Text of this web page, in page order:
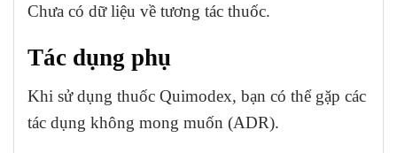
Chưa có dữ liệu về tương tác thuốc.
Tác dụng phụ
Khi sử dụng thuốc Quimodex, bạn có thể gặp các
tác dụng không mong muốn (ADR).